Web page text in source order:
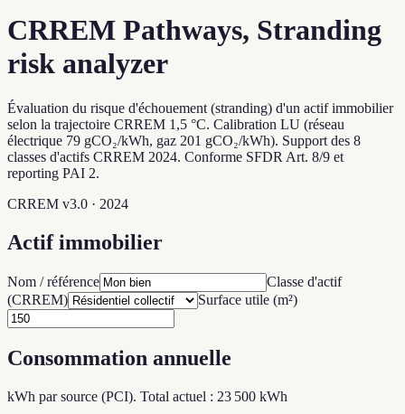
CRREM Pathways, Stranding
risk analyzer
Évaluation du risque d'échouement (stranding) d'un actif immobilier
selon la trajectoire CRREM 1,5 °C. Calibration LU (réseau
électrique 79 gCO₂/kWh, gaz 201 gCO₂/kWh). Support des 8
classes d'actifs CRREM 2024. Conforme SFDR Art. 8/9 et
reporting PAI 2.
CRREM v3.0 · 2024
Actif immobilier
Nom / référence
Classe d'actif
(CRREM)
Surface utile (m²)
Consommation annuelle
kWh par source (PCI). Total actuel : 23 500 kWh